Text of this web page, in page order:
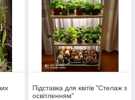
Підставка для квітів "Стелаж з
освітленням"